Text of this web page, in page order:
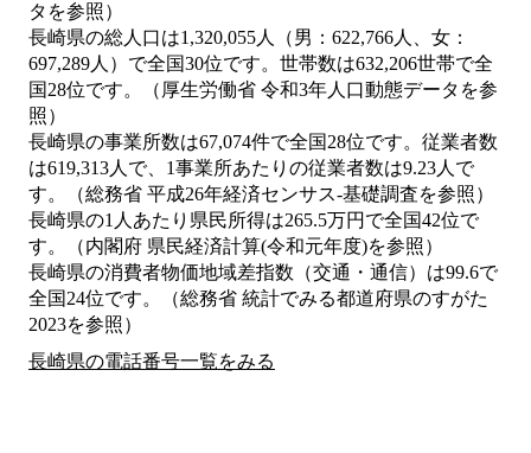
タを参照）
長崎県の総人口は1,320,055人（男：622,766人、女：
697,289人）で全国30位です。世帯数は632,206世帯で全
国28位です。（厚生労働省 令和3年人口動態データを参
照）
長崎県の事業所数は67,074件で全国28位です。従業者数
は619,313人で、1事業所あたりの従業者数は9.23人で
す。（総務省 平成26年経済センサス‐基礎調査を参照）
長崎県の1人あたり県民所得は265.5万円で全国42位で
す。（内閣府 県民経済計算(令和元年度)を参照）
長崎県の消費者物価地域差指数（交通・通信）は99.6で
全国24位です。（総務省 統計でみる都道府県のすがた
2023を参照）
長崎県の電話番号一覧をみる